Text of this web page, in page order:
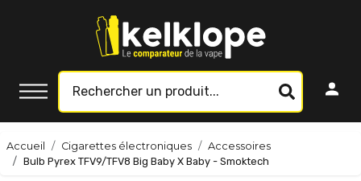
Accueil Cigarettes électroniques
Accessoires
Bulb Pyrex TFV9/TFV8 Big Baby X Baby - Smoktech